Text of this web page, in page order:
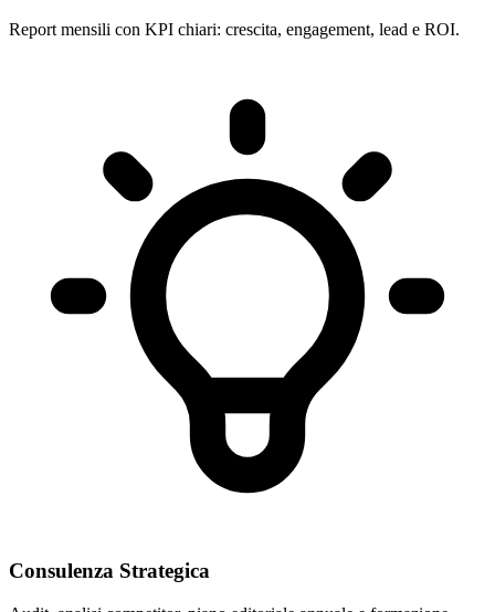
Report mensili con KPI chiari: crescita, engagement, lead e ROI.
Consulenza Strategica